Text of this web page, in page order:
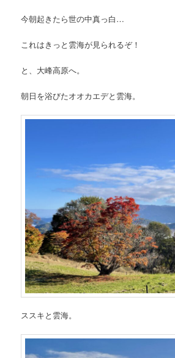
へ
今朝起きたら世の中真っ白…
これはきっと雲海が見られるぞ！
と、大峰高原へ。
朝日を浴びたオオカエデと雲海。
ススキと雲海。